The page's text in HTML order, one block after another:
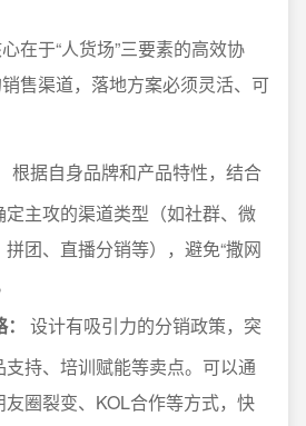
在于“人货场”三要素的高效协
售渠道，落地方案必须灵活、可
根据自身品牌和产品特性，结合
定主攻的渠道类型（如社群、微
团、直播分销等），避免“撒网
设计有吸引力的分销政策，突
持、培训赋能等卖点。可以通
圈裂变、KOL合作等方式，快